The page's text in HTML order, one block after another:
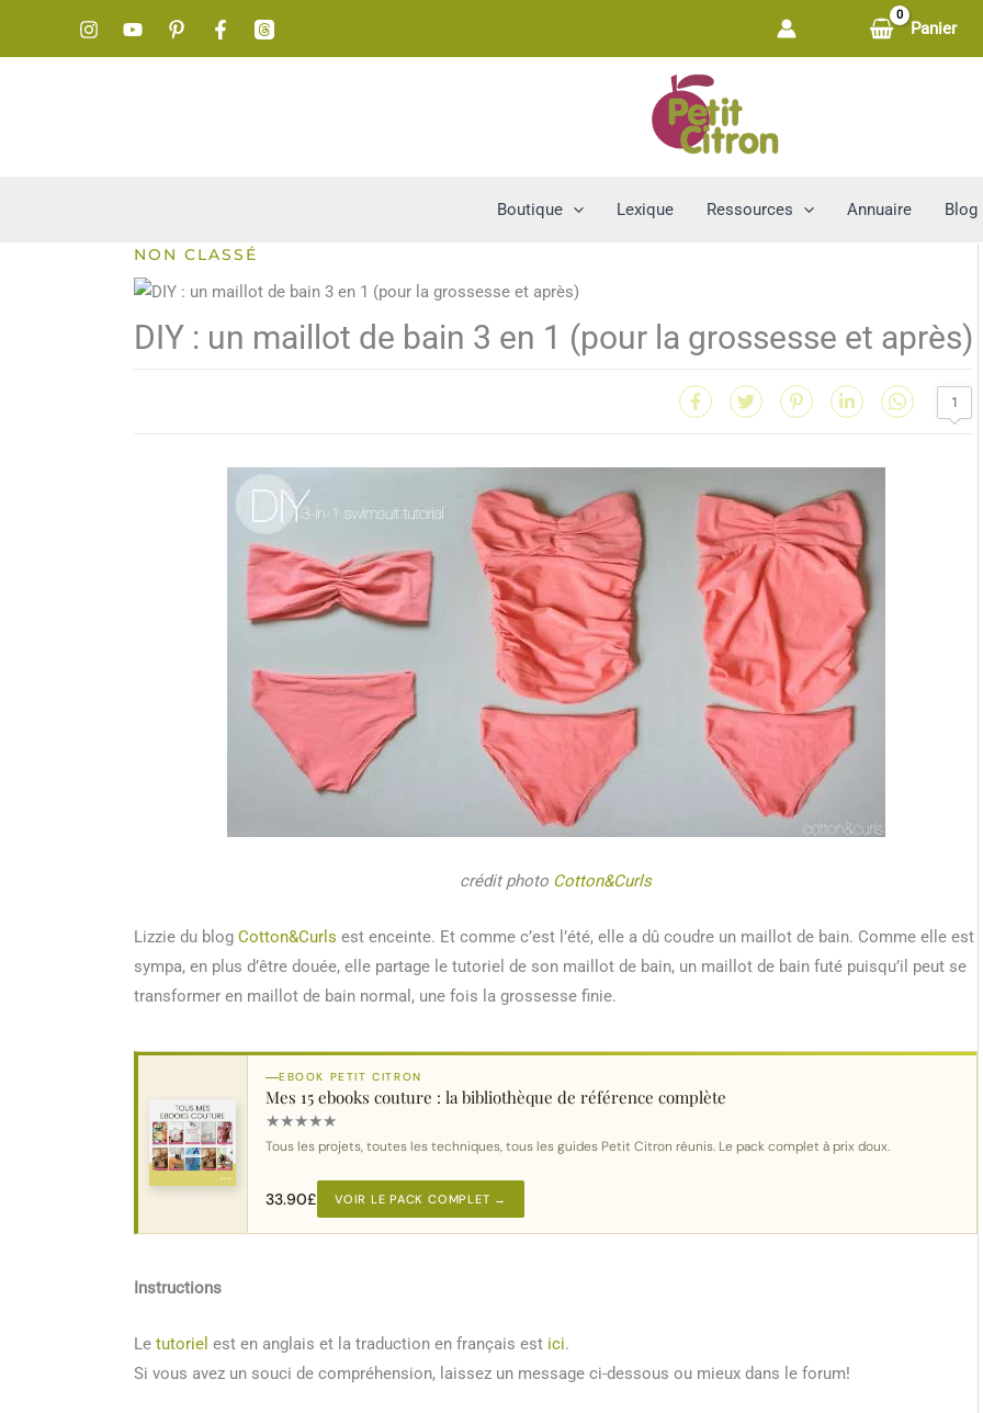
Panier
Boutique Lexique Ressources Annuaire Blog
NON CLASSÉ
DIY : un maillot de bain 3 en 1 (pour la grossesse et après)
1
crédit photo Cotton&Curls
Lizzie du blog Cotton&Curls est enceinte. Et comme c’est l’été, elle a dû coudre un maillot de bain. Comme elle est
sympa, en plus d’être douée, elle partage le tutoriel de son maillot de bain, un maillot de bain futé puisqu’il peut se
transformer en maillot de bain normal, une fois la grossesse finie.
EBOOK PETIT CITRON
Mes 15 ebooks couture : la bibliothèque de référence complète
★★★★★
Tous les projets, toutes les techniques, tous les guides Petit Citron réunis. Le pack complet à prix doux.
33.90£ VOIR LE PACK COMPLET →
Instructions
Le tutoriel est en anglais et la traduction en français est ici.
Si vous avez un souci de compréhension, laissez un message ci-dessous ou mieux dans le forum!